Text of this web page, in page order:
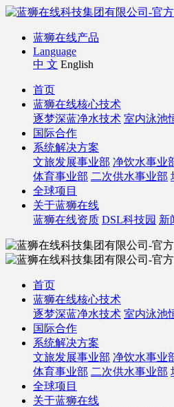
蓝狮在线产品
Language
中 文 English
首页
蓝狮在线核心技术
逐梦深蓝净水技术 室内泳池
国际合作
系统解决方案
文旅发展事业部 净饮水事业
体育事业部 二次供水事业部
全球项目
关于蓝狮在线
蓝狮在线资质 DSL科技园 新
首页
蓝狮在线核心技术
逐梦深蓝净水技术 室内泳池
国际合作
系统解决方案
文旅发展事业部 净饮水事业
体育事业部 二次供水事业部
全球项目
关于蓝狮在线